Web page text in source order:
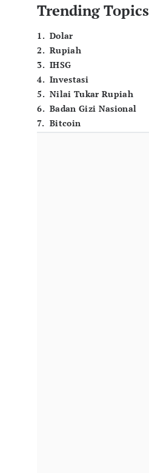
Trending Topics
1. Dolar
2. Rupiah
3. IHSG
4. Investasi
5. Nilai Tukar Rupiah
6. Badan Gizi Nasional
7. Bitcoin